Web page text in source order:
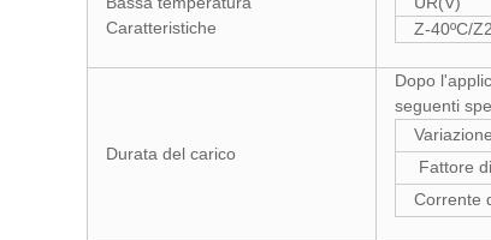
Caratteristiche
Z-40ºC/
Durata del carico
Dopo
seguenti
Fattore
Corrente